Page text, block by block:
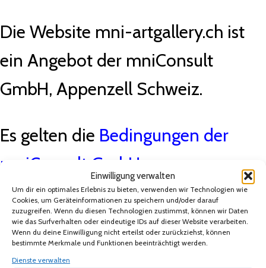
Einwilligung verwalten
Um dir ein optimales Erlebnis zu bieten, verwenden wir Technologien wie
Cookies, um Geräteinformationen zu speichern und/oder darauf
zuzugreifen. Wenn du diesen Technologien zustimmst, können wir Daten
wie das Surfverhalten oder eindeutige IDs auf dieser Website verarbeiten.
Wenn du deine Einwilligung nicht erteilst oder zurückziehst, können
bestimmte Merkmale und Funktionen beeinträchtigt werden.
Dienste verwalten
Die Website mni-artgallery.ch ist
ein Angebot der mniConsult
GmbH, Appenzell Schweiz.
Es gelten die Bedingungen der
mniConsult GmbH.
mniConsult GmbH
Postfach 121 CH9050 Appenzell